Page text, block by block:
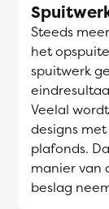
Steeds
het
spuitwerk
Veelal
designs
plafonds.
manier van
beslag